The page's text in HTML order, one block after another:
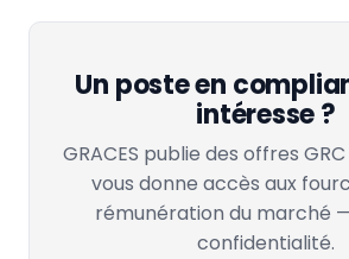
Un poste en
intéresse ?
GRACES publie des offres
vous donne accès aux
rémunération du marché
confidentialité.